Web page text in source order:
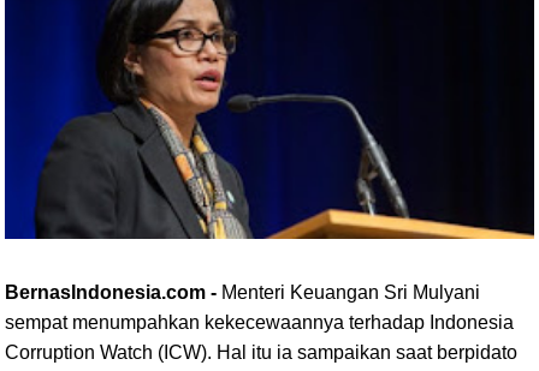
BernasIndonesia.com - Menteri Keuangan Sri Mulyani
sempat menumpahkan kekecewaannya terhadap Indonesia
Corruption Watch (ICW). Hal itu ia sampaikan saat berpidato